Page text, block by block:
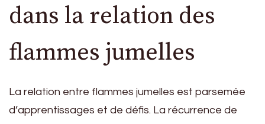
dans la relation des
flammes jumelles
La relation entre flammes jumelles est parsemée
d’apprentissages et de défis. La récurrence de